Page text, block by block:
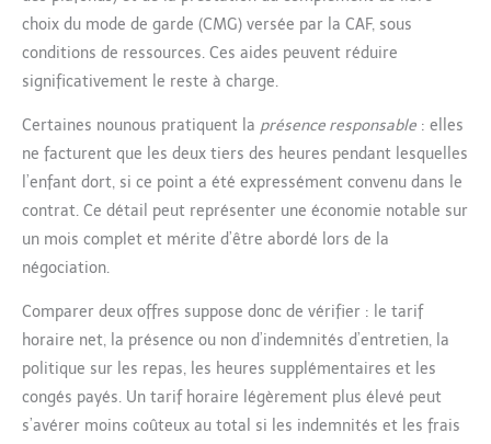
choix du mode de garde (CMG) versée par la CAF, sous
conditions de ressources. Ces aides peuvent réduire
significativement le reste à charge.
Certaines nounous pratiquent la présence responsable : elles
ne facturent que les deux tiers des heures pendant lesquelles
l’enfant dort, si ce point a été expressément convenu dans le
contrat. Ce détail peut représenter une économie notable sur
un mois complet et mérite d’être abordé lors de la
négociation.
Comparer deux offres suppose donc de vérifier : le tarif
horaire net, la présence ou non d’indemnités d’entretien, la
politique sur les repas, les heures supplémentaires et les
congés payés. Un tarif horaire légèrement plus élevé peut
s’avérer moins coûteux au total si les indemnités et les frais